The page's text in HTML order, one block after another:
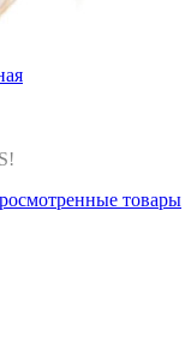
товары